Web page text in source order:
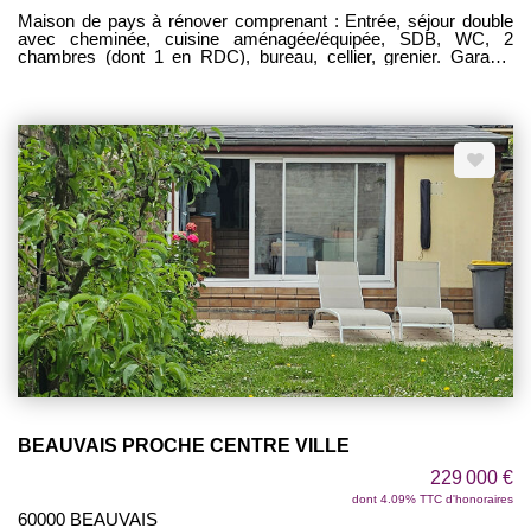
Maison de pays à rénover comprenant : Entrée, séjour double
avec cheminée, cuisine aménagée/équipée, SDB, WC, 2
chambres (dont 1 en RDC), bureau, cellier, grenier. Garage,
BEAUVAIS PROCHE CENTRE VILLE
229 000 €
dont 4.09% TTC d'honoraires
60000 BEAUVAIS